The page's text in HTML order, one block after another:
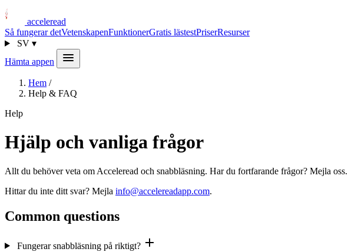
acceleread
Så fungerar detVetenskapenFunktionerGratis lästestPriserResurser
SV ▾
Hämta appen
Hem /
Help & FAQ
Help
Hjälp och vanliga frågor
Allt du behöver veta om Acceleread och snabbläsning. Har du fortfarande frågor? Mejla oss.
Hittar du inte ditt svar? Mejla info@accelereadapp.com.
Common questions
Fungerar snabbläsning på riktigt?